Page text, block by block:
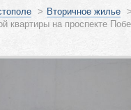
> Вторичное жилье >
квартиры на проспекте